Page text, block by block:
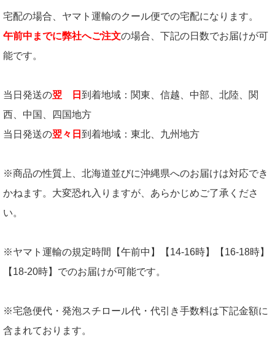
宅配の場合、ヤマト運輸のクール便での宅配になります。
午前中までに弊社へご注文の場合、下記の日数でお届けが可
能です。
当日発送の翌 日 到着地域：関東、信越、中部、北陸、関
西、中国、四国地方
当日発送の翌々日 到着地域：東北、九州地方
※商品の性質上、北海道並びに沖縄県へのお届けは対応でき
かねます。大変恐れ入りますが、あらかじめご了承くださ
い。
※ヤマト運輸の規定時間【午前中】【14-16時】【16-18時】
【18-20時】でのお届けが可能です。
※宅急便代・発泡スチロール代・代引き手数料は下記金額に
含まれております。